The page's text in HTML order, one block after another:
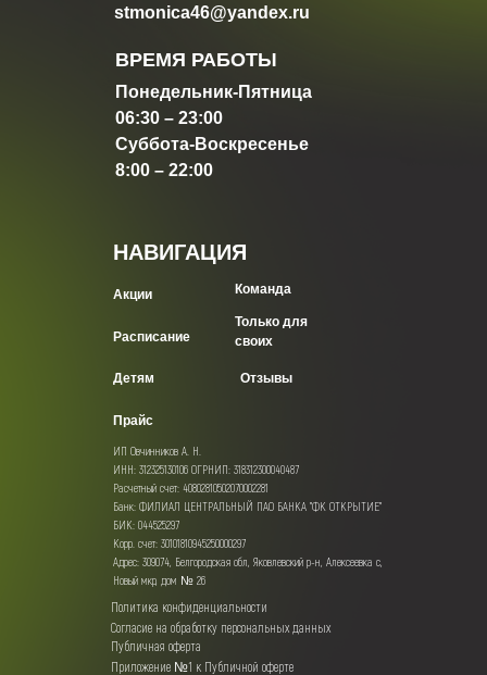
НАВИГАЦИЯ
Акции
Расписание
Понедельник-Пятница
06:30 – 23:00
Суббота-Воскресенье
8:00 – 22:00
stmonica46@yandex.ru
ВРЕМЯ РАБОТЫ
Детям
Прайс
Команда
Только для
своих
Отзывы
ИП Овчинников А. Н.
ИНН: 312325130106 ОГРНИП: 318312300040487
Расчетный счет: 40802810502070002281
Банк: ФИЛИАЛ ЦЕНТРАЛЬНЫЙ ПАО БАНКА "ФК ОТКРЫТИЕ"
БИК: 044525297
Корр. счет: 30101810945250000297
Адрес: 309074, Белгородская обл, Яковлевский р-н, Алексеевка с,
Новый мкр, дом № 26
Политика конфиденциальности
Согласие на обработку персональных данных
Публичная оферта
Приложение №1 к Публичной оферте